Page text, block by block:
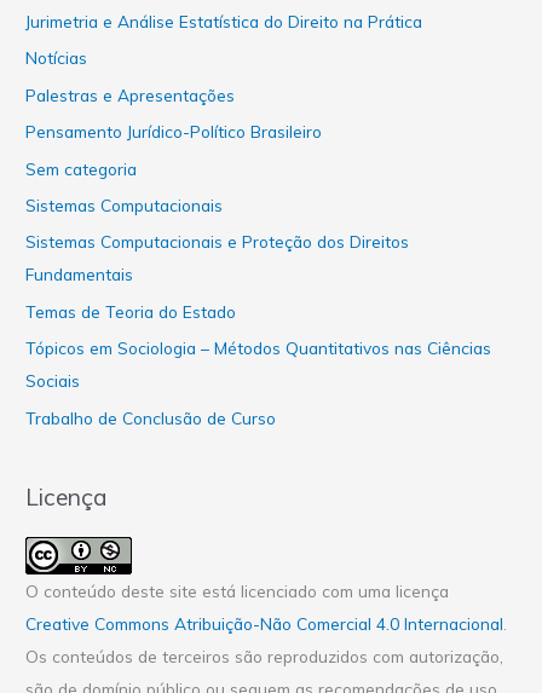
Jurimetria e Análise Estatística do Direito na Prática
Notícias
Palestras e Apresentações
Pensamento Jurídico-Político Brasileiro
Sem categoria
Sistemas Computacionais
Sistemas Computacionais e Proteção dos Direitos
Fundamentais
Temas de Teoria do Estado
Tópicos em Sociologia – Métodos Quantitativos nas Ciências
Sociais
Trabalho de Conclusão de Curso
Licença
O conteúdo deste site está licenciado com uma licença
Creative Commons Atribuição-Não Comercial 4.0 Internacional
Os conteúdos de terceiros são reproduzidos com autorização,
são de domínio público ou seguem as recomendações de uso